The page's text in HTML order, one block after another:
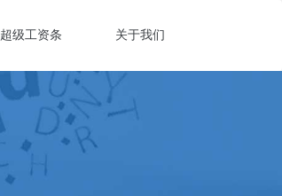
超级工资条 关于我们